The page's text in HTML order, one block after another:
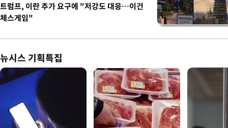
트럼프, 이란 추가 요구에 "저강도 대응…이건
체스게임"
뉴시스 기획특집